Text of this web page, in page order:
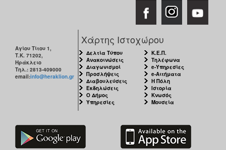
Αγίου Τίτου 1,
Τ.Κ. 71202,
Ηράκλειο
Τηλ.: 2813-409000
email:info@heraklion.gr
Χάρτης Ιστοχώρου
Δελτία Τύπου
Ανακοινώσεις
Διαγωνισμοί
Προσλήψεις
Διαβουλεύσεις
Εκδηλώσεις
Ο Δήμος
Υπηρεσίες
Κ.Ε.Π.
Τηλέφωνα
e-Υπηρεσίες
e-Αιτήματα
Η Πόλη
Ιστορία
Κνωσός
Μουσεία